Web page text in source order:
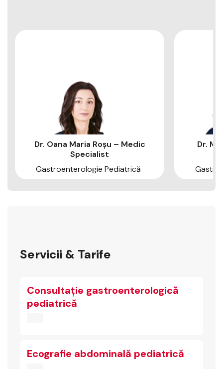
Dr. Oana Maria Roșu – Medic
Specialist
Gastroenterologie Pediatrică
Dr.
Servicii & Tarife
Consultație gastroenterologică
pediatrică
Ecografie abdominală pediatrică